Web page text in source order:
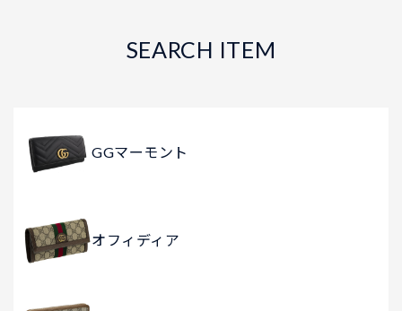
SEARCH ITEM
GGマーモント
オフィディア